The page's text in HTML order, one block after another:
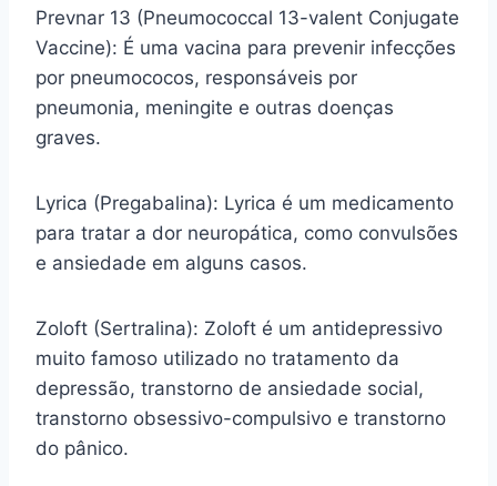
Prevnar 13 (Pneumococcal 13-valent Conjugate
Vaccine): É uma vacina para prevenir infecções
por pneumococos, responsáveis por
pneumonia, meningite e outras doenças
graves.
Lyrica (Pregabalina): Lyrica é um medicamento
para tratar a dor neuropática, como convulsões
e ansiedade em alguns casos.
Zoloft (Sertralina): Zoloft é um antidepressivo
muito famoso utilizado no tratamento da
depressão, transtorno de ansiedade social,
transtorno obsessivo-compulsivo e transtorno
do pânico.